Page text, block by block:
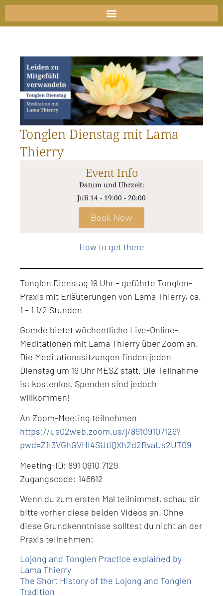
Zum
Inhalt
Tonglen Dienstag mit Lama
Thierry
Event Info
Datum und Uhrzeit:
Juli 14 - 19:00 - 20:00
Book Now
How to get there
Tonglen Dienstag 19 Uhr – geführte Tonglen-
Praxis mit Erläuterungen von Lama Thierry, ca.
1 – 1 1/2 Stunden
Gomde bietet wöchentliche Live-Online-
Meditationen mit Lama Thierry über Zoom an.
Die Meditationssitzungen finden jeden
Dienstag um 19 Uhr MESZ statt. Die Teilnahme
ist kostenlos, Spenden sind jedoch
willkommen!
An Zoom-Meeting teilnehmen
https://us02web.zoom.us/j/89109107129?
pwd=Z1I3VGhGVHI4SUtiQXh2d2RvaUs2UT09
Meeting-ID: 891 0910 7129
Zugangscode: 146612
Wenn du zum ersten Mal teilnimmst, schau dir
bitte vorher diese beiden Videos an. Ohne
diese Grundkenntnisse solltest du nicht an der
Praxis teilnehmen:
Lojong and Tonglen Practice explained by
Lama Thierry
The Short History of the Lojong and Tonglen
Tradition